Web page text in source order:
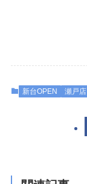
新台OPEN 瀬戸店